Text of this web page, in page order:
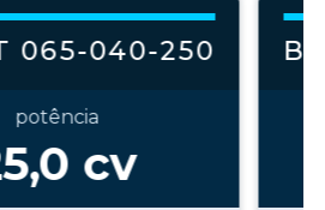
065-040-250
potência
cv